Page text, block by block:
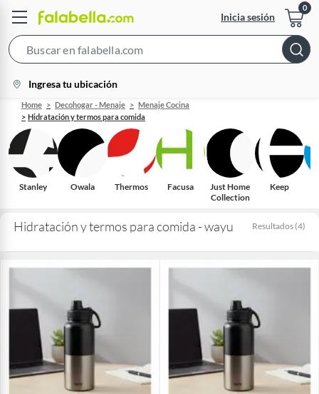
Inicia sesión
Bar
location-
icon
Ingresa tu ubicación
Home Decohogar - Menaje
Menaje Cocina
Hidratación y termos para comida
Stanley Owala Thermos Facusa
Just Home
Collection
Keep
Hidratación y termos para comida - wayu Resultados (4)